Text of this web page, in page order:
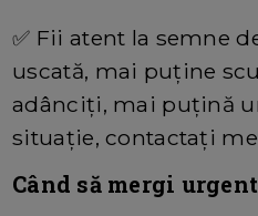
✅ Fii atent la semne
uscată, mai puţine
adânciţi, mai puţină
situaţie, contactaţi
Când să mergi